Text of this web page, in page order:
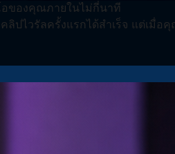
อของคุณภายในไม่กี่นาที
ลิปไวรัลครั้งแรกได้สำเร็จ แต่